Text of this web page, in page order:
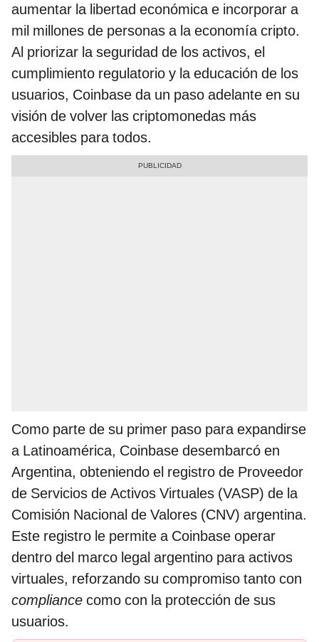
aumentar la libertad económica e incorporar a
mil millones de personas a la economía cripto.
Al priorizar la seguridad de los activos, el
cumplimiento regulatorio y la educación de los
usuarios, Coinbase da un paso adelante en su
visión de volver las criptomonedas más
accesibles para todos.
Como parte de su primer paso para expandirse
a Latinoamérica, Coinbase desembarcó en
Argentina, obteniendo el registro de Proveedor
de Servicios de Activos Virtuales (VASP) de la
Comisión Nacional de Valores (CNV) argentina.
Este registro le permite a Coinbase operar
dentro del marco legal argentino para activos
virtuales, reforzando su compromiso tanto con
compliance como con la protección de sus
usuarios.